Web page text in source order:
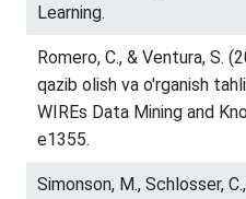
Learning.
Romero, C., & Ventura, S.
qazib olish va o'rganish
WIREs Data Mining and
e1355.
Simonson, M., Schlosser,